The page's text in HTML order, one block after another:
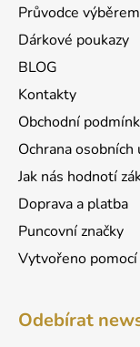
Průvodce
Dárkové poukazy
BLOG
Kontakty
Obchodní
Ochrana osobních
Jak nás hodnotí
Doprava a platba
Puncovní značky
Vytvořeno pomocí
Odebírat